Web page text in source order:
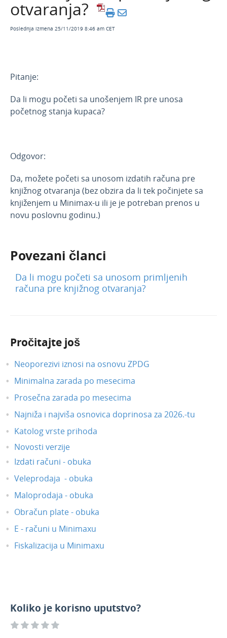
Video - izdati računi
E-računi
Primljeni računi
Službena putovanja
Otvorene stavke
Zalihe-po prod. vred. sa PDV
Predračuni
Banka
Blagajna
Izdate narudžbine
Mobilna aplikacija
Povezivanje Webshop
otvaranja?
Poslednja izmena 25/11/2019 8:46 am CET
Pitanje:
Da li mogu početi sa unošenjem IR pre unosa
početnog stanja kupaca?
Odgovor:
Da, možete početi sa unosom izdatih računa pre
knjižnog otvaranja (bez obzira da li tek počinjete sa
knjiženjem u Minimax-u ili je je potreban prenos u
novu poslovnu godinu.)
Povezani članci
Da li mogu početi sa unosom primljenih
računa pre knjižnog otvaranja?
Pročitajte još
Neoporezivi iznosi na osnovu ZPDG
Minimalna zarada po mesecima
Prosečna zarada po mesecima
Najniža i najviša osnovica doprinosa za 2026.-tu
Katolog vrste prihoda
Novosti verzije
Izdati računi - obuka
Veleprodaja - obuka
Maloprodaja - obuka
Obračun plate - obuka
E - računi u Minimaxu
Fiskalizacija u Minimaxu
Koliko je korisno uputstvo?